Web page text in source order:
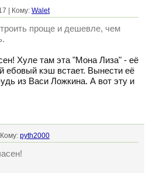
| Кому: Walet
проще и дешевле, чем
Хуле там эта "Мона Лиза" - её
ебовый кэш встает. Вынести её
из Васи Ложкина. А вот эту и
pyth2000